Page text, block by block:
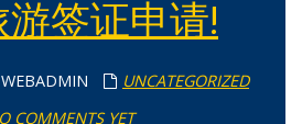
游签证申请!
WEBADMIN
UNCATEGORIZED
COMMENTS YET